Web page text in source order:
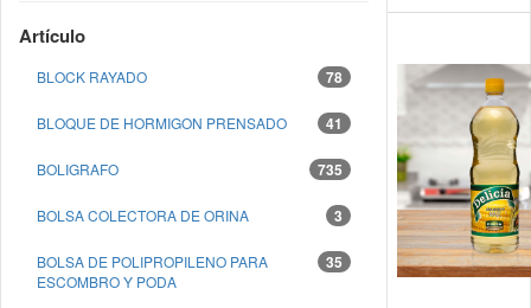
Artículo
78
BLOCK RAYADO
41
BLOQUE DE HORMIGON PRENSADO
735
BOLIGRAFO
3
BOLSA COLECTORA DE ORINA
35
BOLSA DE POLIPROPILENO PARA
ESCOMBRO Y PODA